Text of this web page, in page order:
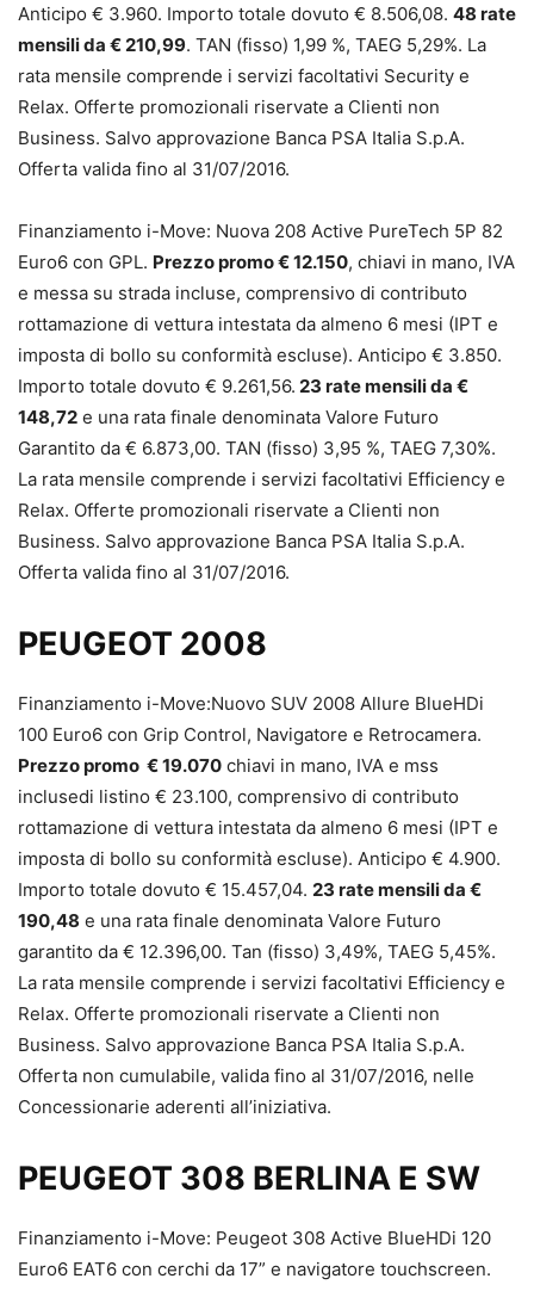
Anticipo € 3.960. Importo totale dovuto € 8.506,08. 48 rate
mensili da € 210,99. TAN (fisso) 1,99 %, TAEG 5,29%. La
rata mensile comprende i servizi facoltativi Security e
Relax. Offerte promozionali riservate a Clienti non
Business. Salvo approvazione Banca PSA Italia S.p.A.
Offerta valida fino al 31/07/2016.
Finanziamento i-Move: Nuova 208 Active PureTech 5P 82
Euro6 con GPL. Prezzo promo € 12.150, chiavi in mano, IVA
e messa su strada incluse, comprensivo di contributo
rottamazione di vettura intestata da almeno 6 mesi (IPT e
imposta di bollo su conformità escluse). Anticipo € 3.850.
Importo totale dovuto € 9.261,56. 23 rate mensili da €
148,72 e una rata finale denominata Valore Futuro
Garantito da € 6.873,00. TAN (fisso) 3,95 %, TAEG 7,30%.
La rata mensile comprende i servizi facoltativi Efficiency e
Relax. Offerte promozionali riservate a Clienti non
Business. Salvo approvazione Banca PSA Italia S.p.A.
Offerta valida fino al 31/07/2016.
PEUGEOT 2008
Finanziamento i-Move:Nuovo SUV 2008 Allure BlueHDi
100 Euro6 con Grip Control, Navigatore e Retrocamera.
Prezzo promo € 19.070 chiavi in mano, IVA e mss
inclusedi listino € 23.100, comprensivo di contributo
rottamazione di vettura intestata da almeno 6 mesi (IPT e
imposta di bollo su conformità escluse). Anticipo € 4.900.
Importo totale dovuto € 15.457,04. 23 rate mensili da €
190,48 e una rata finale denominata Valore Futuro
garantito da € 12.396,00. Tan (fisso) 3,49%, TAEG 5,45%.
La rata mensile comprende i servizi facoltativi Efficiency e
Relax. Offerte promozionali riservate a Clienti non
Business. Salvo approvazione Banca PSA Italia S.p.A.
Offerta non cumulabile, valida fino al 31/07/2016, nelle
Concessionarie aderenti all’iniziativa.
PEUGEOT 308 BERLINA E SW
Finanziamento i-Move: Peugeot 308 Active BlueHDi 120
Euro6 EAT6 con cerchi da 17” e navigatore touchscreen.